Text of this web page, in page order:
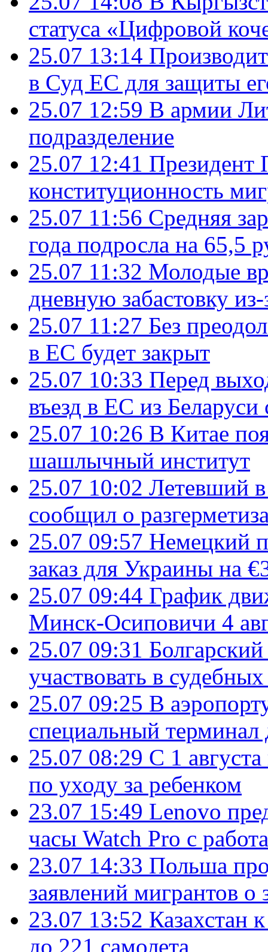
статуса «Цифровой
25.07 13:14
в Суд ЕС для защиты
25.07 12:59 В армии
подразделение
25.07 12:41 Президент
конституционность
25.07 11:56 Средняя
года подросла на 65,5
25.07 11:32 Молодые
дневную забастовку
25.07 11:27 Без
в ЕС будет закрыт
25.07 10:33 Перед
въезд в ЕС из Беларуси
25.07 10:26 В Китае
шашлычный институт
25.07 10:02 Летевший
сообщил о
25.07 09:57 Немецкий
заказ для Украины на
25.07 09:44 График
Минск-Осиповичи 4
25.07 09:31
участвовать в
25.07 09:25 В
специальный терминал
25.07 08:29 С 1
по уходу за ребенком
23.07 15:49 Lenovo
часы Watch Pro с
23.07 14:33 Польша
заявлений мигрантов
23.07 13:52 Казахстан
до 221 самолета